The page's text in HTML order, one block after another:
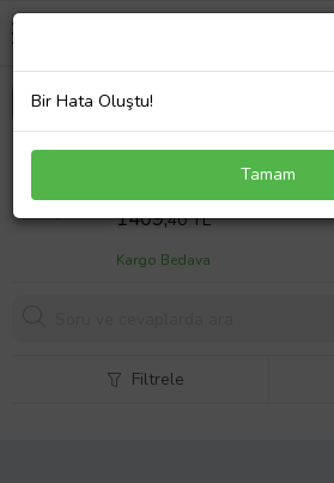
Batu Gümüş Altın Kaplama
Karat Pırlanta Taşlı
Sepet Fiyatı
1409,40 TL
Kargo Bedava
Filtrele
Bir Hata Oluştu!
Tamam